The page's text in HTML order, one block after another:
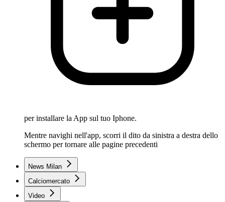
per installare la App sul tuo Iphone.
Mentre navighi nell'app, scorri il dito da sinistra a destra dello
schermo per tornare alle pagine precedenti
News Milan
Calciomercato
Video